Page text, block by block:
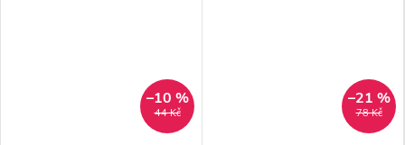
44 Kč
–10 %
78 Kč
–21 %